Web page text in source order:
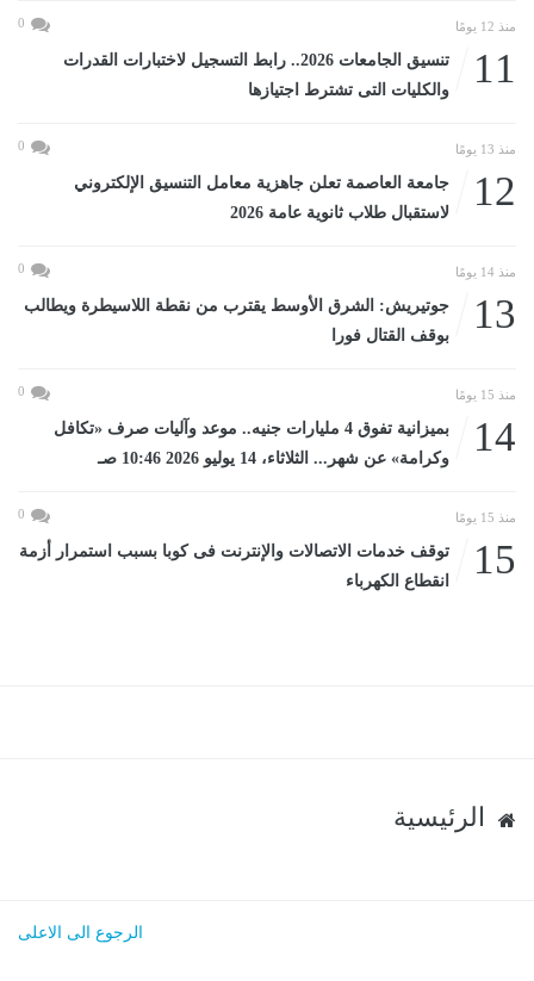
منذ 12 يومًا 0
11
تنسيق الجامعات 2026.. رابط التسجيل لاختبارات القدرات
والكليات التى تشترط اجتيازها
منذ 13 يومًا 0
12
جامعة العاصمة تعلن جاهزية معامل التنسيق الإلكتروني
لاستقبال طلاب ثانوية عامة 2026
منذ 14 يومًا 0
13
جوتيريش: الشرق الأوسط يقترب من نقطة اللاسيطرة ويطالب
بوقف القتال فورا
منذ 15 يومًا 0
14
بميزانية تفوق 4 مليارات جنيه.. موعد وآليات صرف «تكافل
وكرامة» عن شهر... الثلاثاء، 14 يوليو 2026 10:46 صـ
منذ 15 يومًا 0
15
توقف خدمات الاتصالات والإنترنت فى كوبا بسبب استمرار أزمة
انقطاع الكهرباء
الرئيسية
الرجوع الى الاعلى